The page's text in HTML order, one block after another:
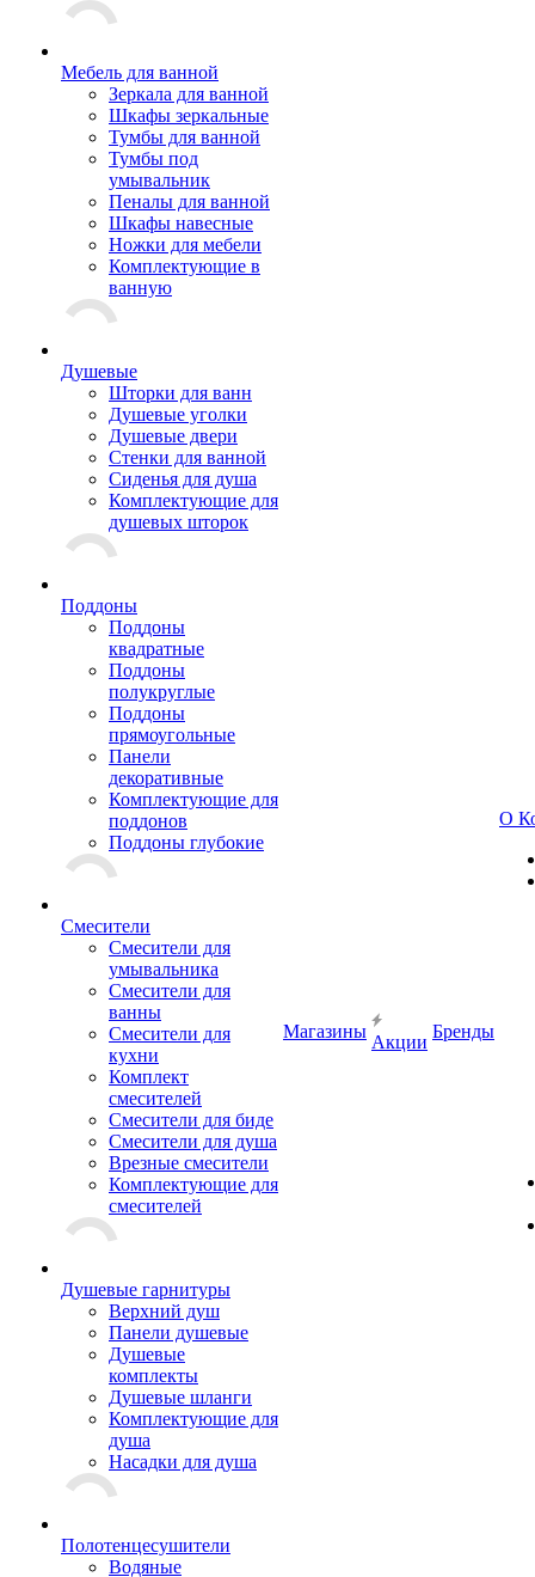
Мебель для ванной
Зеркала для ванной
Шкафы зеркальные
Тумбы для ванной
Тумбы под
умывальник
Пеналы для ванной
Шкафы навесные
Ножки для мебели
Комплектующие в
ванную
Душевые
Шторки для ванн
Душевые уголки
Душевые двери
Стенки для ванной
Сиденья для душа
Комплектующие для
душевых шторок
Поддоны
Поддоны
квадратные
Поддоны
полукруглые
Поддоны
прямоугольные
Панели
декоративные
Комплектующие для
поддонов
Поддоны глубокие
Смесители
Смесители для
умывальника
Смесители для
ванны
Смесители для
кухни
Комплект
смесителей
Смесители для биде
Смесители для душа
Врезные смесители
Комплектующие для
смесителей
Душевые гарнитуры
Верхний душ
Панели душевые
Душевые
комплекты
Душевые шланги
Комплектующие для
душа
Насадки для душа
Полотенцесушители
Водяные
Магазины
Акции
Бренды
О